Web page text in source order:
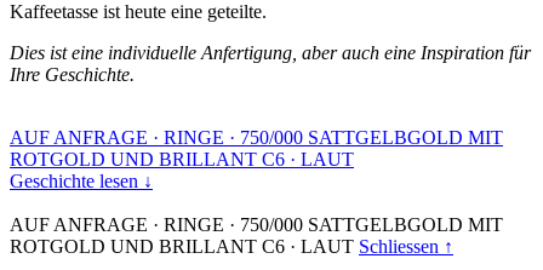
Kaffeetasse ist heute eine geteilte.
Dies ist eine individuelle Anfertigung, aber auch eine Inspiration für
Ihre Geschichte.
AUF ANFRAGE · RINGE · 750/000 SATTGELBGOLD MIT
ROTGOLD UND BRILLANT C6 · LAUT
Geschichte lesen ↓
AUF ANFRAGE · RINGE · 750/000 SATTGELBGOLD MIT
ROTGOLD UND BRILLANT C6 · LAUT Schliessen ↑